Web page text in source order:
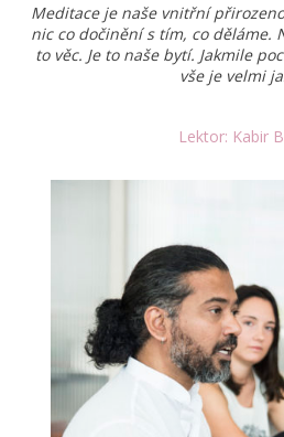
Meditace je naše vnitřní
nic co dočinění s tím, co děláme.
to věc. Je to naše bytí. Jakmile
vše je velmi
Lektor: Kabir